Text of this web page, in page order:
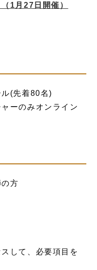
1月27日開催）
(先着80名)
ーのみオンライン
方
して、必要項目を